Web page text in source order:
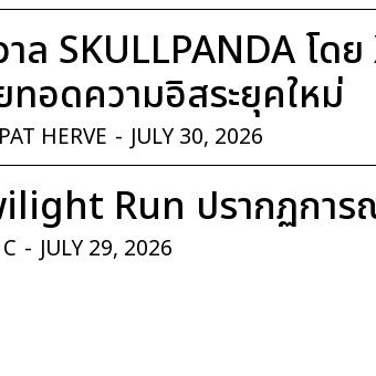
าล SKULLPANDA โ
ทอดความอิสระยุคใหม่
HERVE - JULY 30, 2026
Run ปรากฏการ
- JULY 29, 2026